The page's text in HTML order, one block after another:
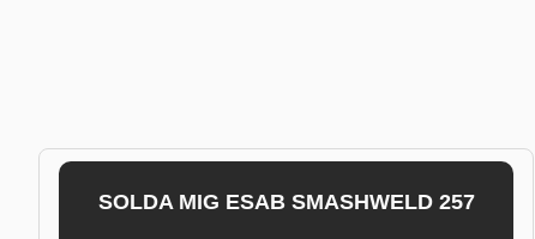
SOLDA MIG ESAB SMASHWELD 257